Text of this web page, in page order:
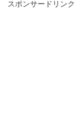
スポンサードリンク